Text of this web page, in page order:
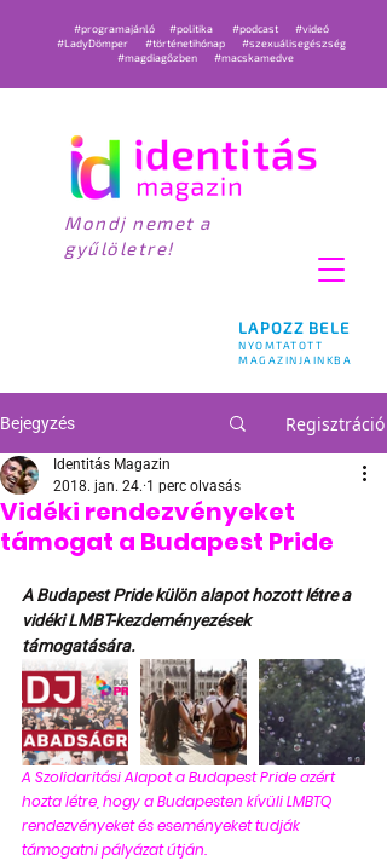
LAPOZZ BELE
NYOMTATOTT
MAGAZINJAINKBA
#programajánló #politika #podcast
#videó
#LadyDömper
#történetihónap
#szexuálisegészség
#magdiagőzben
#macskamedve
Mondj nemet a
gyűlöletre!
Bejegyzés Regisztráció
Vidéki rendezvényeket
támogat a Budapest Pride
Identitás Magazin
2018. jan. 24. 1 perc olvasás
A Budapest Pride külön alapot hozott létre a
vidéki LMBT-kezdeményezések
támogatására.
A Szolidaritási Alapot a Budapest Pride azért
hozta létre, hogy a Budapesten kívüli LMBTQ
rendezvényeket és eseményeket tudják
támogatni pályázat útján.